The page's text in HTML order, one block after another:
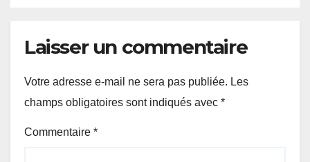
Laisser un commentaire
Votre adresse e-mail ne sera pas publiée. Les
champs obligatoires sont indiqués avec *
Commentaire *